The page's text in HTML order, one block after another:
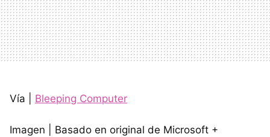
Vía | Bleeping Computer
Imagen | Basado en original de Microsoft +